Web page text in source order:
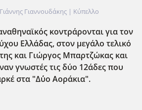
Γιαννουδάκης | Κύπελλο
κοντράρονται για τον
Ελλάδας, στον μεγάλο τελικό
και Γιώργος Μπαρτζώκας και
γνωστές τις δύο 12άδες που
στα "Δ΄ύο Αοράκια".